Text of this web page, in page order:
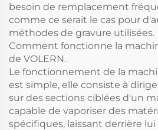
besoin de remplacement
comme ce serait le cas pour
méthodes de gravure utilisées.
Comment fonctionne la
de VOLERN.
Le fonctionnement de la
est simple, elle consiste à
sur des sections ciblées d'un
capable de vaporiser des
spécifiques, laissant derrière